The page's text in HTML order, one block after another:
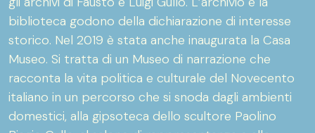
biblioteca godono della dichiarazione di interesse
storico. Nel 2019 è stata anche inaugurata la Casa
Museo. Si tratta di un Museo di narrazione che
racconta la vita politica e culturale del Novecento
italiano in un percorso che si snoda dagli ambienti
domestici, alla gipsoteca dello scultore Paolino